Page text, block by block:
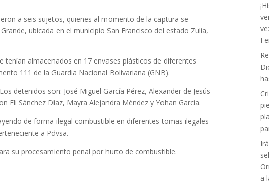
a seis sujetos, quienes al momento de la captura se
ubicada en el municipio San Francisco del estado Zulia,
almacenados en 17 envases plásticos de diferentes
111 de la Guardia Nacional Bolivariana (GNB).
detenidos son: José Miguel García Pérez, Alexander de Jesús
Eli Sánchez Díaz, Mayra Alejandra Méndez y Yohan García.
de forma ilegal combustible en diferentes tomas ilegales
a Pdvsa.
su procesamiento penal por hurto de combustible.
a